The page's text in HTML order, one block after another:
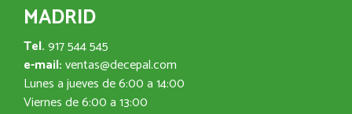
MADRID
Tel.917 544 545
e-mail:ventas@decepal.com
Lunes a jueves de 6:00 a 14:00
Viernes de 6:00 a 13:00